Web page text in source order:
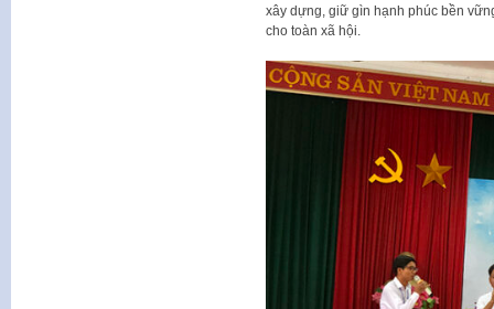
xây dựng, giữ gìn hạnh phúc bền
cho toàn xã hội.